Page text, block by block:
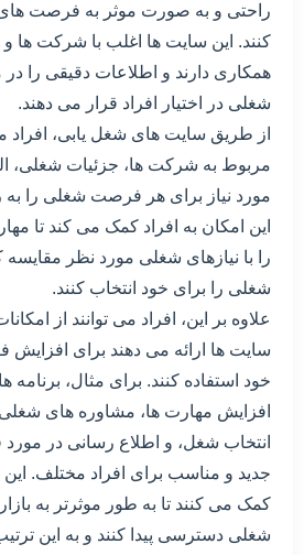
راحتی و به صورت موثر به فرصت
کنند. این سایت ها اغلب با شرکت ها
همکاری دارند و اطلاعات دقیقی را
شغلی در اختیار افراد قرار می دهند.
از طریق سایت های شغل یابی، افراد
مربوط به شرکت ها، جزئیات شغلی،
مورد نیاز برای هر فرصت شغلی را به
این امکان به افراد کمک می کند تا
را با نیازهای شغلی مورد نظر
شغلی را برای خود انتخاب کنند.
علاوه بر این، افراد می توانند از
سایت ها ارائه می دهند برای
خود استفاده کنند. برای مثال،
افزایش مهارت ها، مشاوره های شغلی
انتخاب شغل، و اطلاع رسانی در
جدید و مناسب برای افراد مختلف. این
کمک می کنند تا به طور موثرتر به
شغلی دسترسی پیدا کنند و به این